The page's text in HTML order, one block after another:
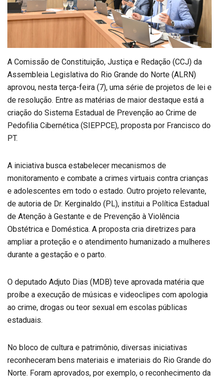
A Comissão de Constituição, Justiça e Redação (CCJ) da
Assembleia Legislativa do Rio Grande do Norte (ALRN)
aprovou, nesta terça-feira (7), uma série de projetos de lei e
de resolução. Entre as matérias de maior destaque está a
criação do Sistema Estadual de Prevenção ao Crime de
Pedofilia Cibernética (SIEPPCE), proposta por Francisco do
PT.
A iniciativa busca estabelecer mecanismos de
monitoramento e combate a crimes virtuais contra crianças
e adolescentes em todo o estado. Outro projeto relevante,
de autoria de Dr. Kerginaldo (PL), institui a Política Estadual
de Atenção à Gestante e de Prevenção à Violência
Obstétrica e Doméstica. A proposta cria diretrizes para
ampliar a proteção e o atendimento humanizado a mulheres
durante a gestação e o parto.
O deputado Adjuto Dias (MDB) teve aprovada matéria que
proíbe a execução de músicas e videoclipes com apologia
ao crime, drogas ou teor sexual em escolas públicas
estaduais.
No bloco de cultura e patrimônio, diversas iniciativas
reconheceram bens materiais e imateriais do Rio Grande do
Norte. Foram aprovados, por exemplo, o reconhecimento da